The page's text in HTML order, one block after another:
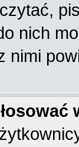
nich
nimi